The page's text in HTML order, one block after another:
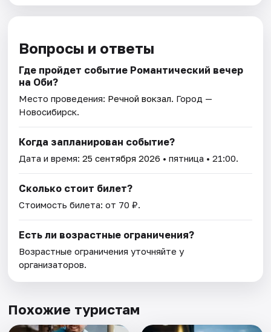
Вопросы и ответы
Где пройдет событие Романтический вечер
на Оби?
Место проведения: Речной вокзал. Город —
Новосибирск.
Когда запланирован событие?
Дата и время:25 сентября 2026 • пятница • 21:00.
Сколько стоит билет?
Стоимость билета: от 70 ₽.
Есть ли возрастные ограничения?
Возрастные ограничения уточняйте у
организаторов.
Похожие туристам